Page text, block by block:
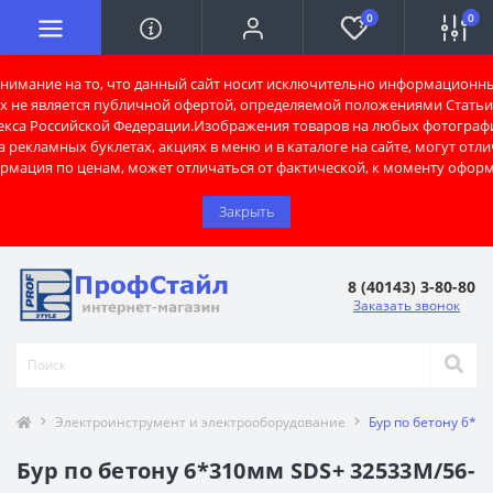
на то, что данный сайт носит исключительно
не является публичной офертой, определяемой положениями Статьи
Российской Федерации.Изображения товаров на любых
рекламных буклетах, акциях в меню и в каталоге на сайте, могут
по ценам, может отличаться от фактической, к моменту
Закрыть
0 0
8 (40143) 3-80-80
Заказать звонок
Электроинструмент и электрооборудование Бур по бетону
Бур по бетону 6*310мм SDS+ 32533М/56-